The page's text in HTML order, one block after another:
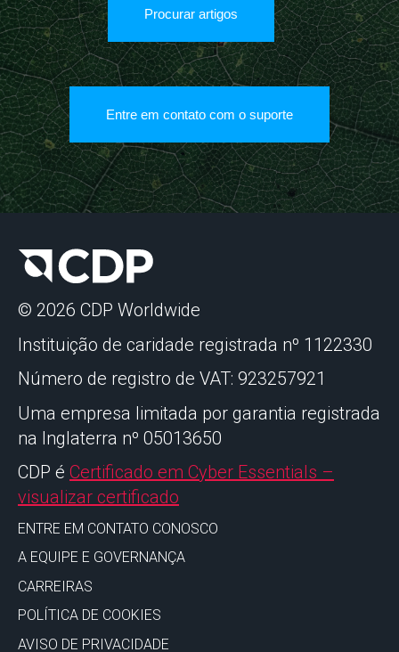
Procurar artigos
Entre em contato com o suporte
© 2026 CDP Worldwide
Instituição de caridade registrada nº 1122330
Número de registro de VAT: 923257921
Uma empresa limitada por garantia registrada
na Inglaterra nº 05013650
CDP é Certificado em Cyber Essentials –
visualizar certificado
ENTRE EM CONTATO CONOSCO
A EQUIPE E GOVERNANÇA
CARREIRAS
POLÍTICA DE COOKIES
AVISO DE PRIVACIDADE